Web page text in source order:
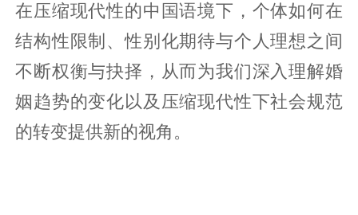
在压缩现代性的中国语境下，个体如何在
结构性限制、性别化期待与个人理想之间
不断权衡与抉择，从而为我们深入理解婚
姻趋势的变化以及压缩现代性下社会规范
的转变提供新的视角。